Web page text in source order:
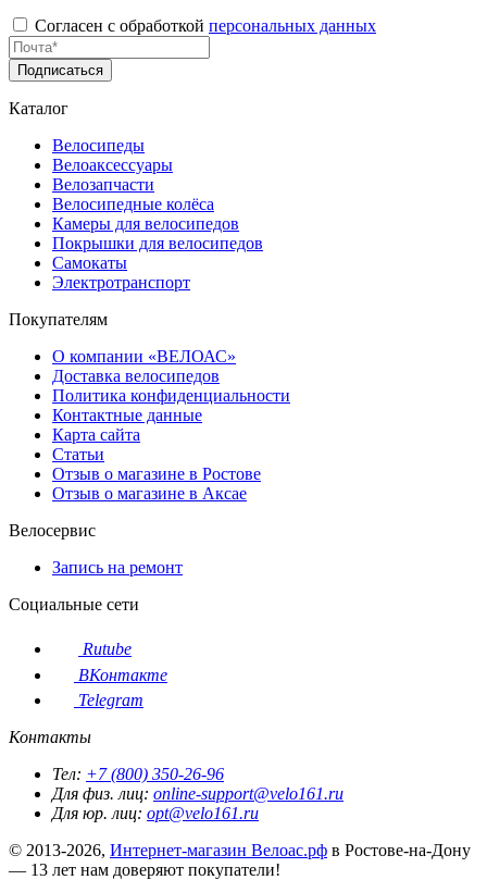
Согласен с обработкой персональных данных
Подписаться
Каталог
Велосипеды
Велоаксессуары
Велозапчасти
Велосипедные колёса
Камеры для велосипедов
Покрышки для велосипедов
Самокаты
Электротранспорт
Покупателям
О компании «ВЕЛОАС»
Доставка велосипедов
Политика конфиденциальности
Контактные данные
Карта сайта
Статьи
Отзыв о магазине в Ростове
Отзыв о магазине в Аксае
Велосервис
Запись на ремонт
Социальные сети
Rutube
ВКонтакте
Telegram
Контакты
Тел: +7 (800) 350-26-96
Для физ. лиц: online-support@velo161.ru
Для юр. лиц: opt@velo161.ru
© 2013-2026, Интернет-магазин Велоас.рф в Ростове-на-Дону
— 13 лет нам доверяют покупатели!